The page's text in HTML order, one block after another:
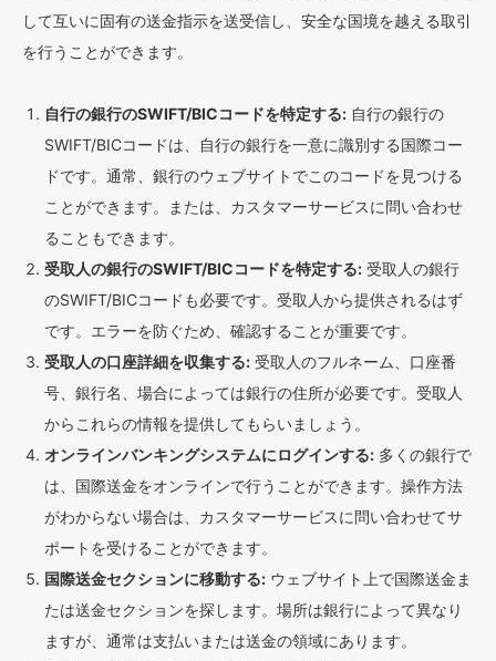
して互いに固有の送金指示を送受信し、安全な国境を越える取引
を行うことができます。
自行の銀行のSWIFT/BICコードを特定する: 自行の銀行の
SWIFT/BICコードは、自行の銀行を一意に識別する国際コー
ドです。通常、銀行のウェブサイトでこのコードを見つける
ことができます。または、カスタマーサービスに問い合わせ
ることもできます。
受取人の銀行のSWIFT/BICコードを特定する: 受取人の銀行
のSWIFT/BICコードも必要です。受取人から提供されるはず
です。エラーを防ぐため、確認することが重要です。
受取人の口座詳細を収集する: 受取人のフルネーム、口座番
号、銀行名、場合によっては銀行の住所が必要です。受取人
からこれらの情報を提供してもらいましょう。
オンラインバンキングシステムにログインする: 多くの銀行で
は、国際送金をオンラインで行うことができます。操作方法
がわからない場合は、カスタマーサービスに問い合わせてサ
ポートを受けることができます。
国際送金セクションに移動する: ウェブサイト上で国際送金ま
たは送金セクションを探します。場所は銀行によって異なり
ますが、通常は支払いまたは送金の領域にあります。